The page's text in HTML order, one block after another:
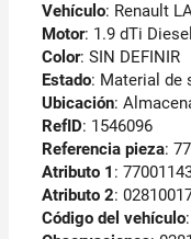
Vehículo: Renault
Motor: 1.9 dTi
Color: SIN DEFINIR
Estado: Material de
Ubicación:
RefID: 1546096
Referencia pieza:
Atributo 1 :
Atributo 2:
Código del vehículo: